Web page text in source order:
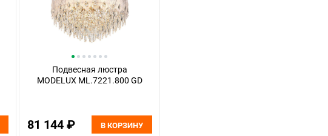
Подвесная люстра
MODELUX ML.7221.800 GD
81 144 ₽ В КОРЗИНУ